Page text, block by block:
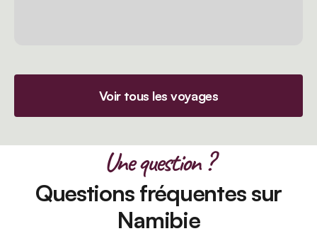
Voir tous les voyages
Une question ?
Questions fréquentes sur
Namibie